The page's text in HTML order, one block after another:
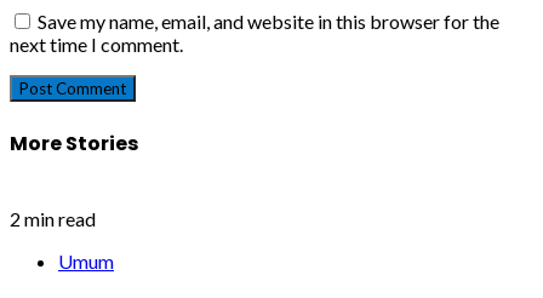
Save my name, email, and website in this browser for the
next time I comment.
More Stories
2 min read
Umum